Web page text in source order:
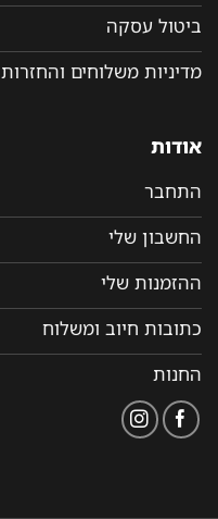
ביטול עסקה
מדיניות משלוחים והחזרות
אודות
התחבר
החשבון שלי
ההזמנות שלי
כתובות חיוב ומשלוח
החנות